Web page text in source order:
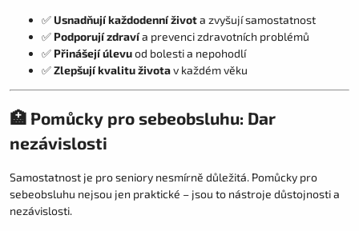
✅Usnadňují každodenní života zvyšují samostatnost
✅ Podporují zdravía prevenci zdravotních problémů
✅ Přinášejí úlevuod bolesti a nepohodlí
✅Zlepšují kvalitu životav každém věku
🏥 Pomůcky pro sebeobsluhu: Dar
nezávislosti
Samostatnost je pro seniory nesmírně důležitá. Pomůcky pro
sebeobsluhu nejsou jen praktické – jsou to nástroje důstojnosti a
nezávislosti.